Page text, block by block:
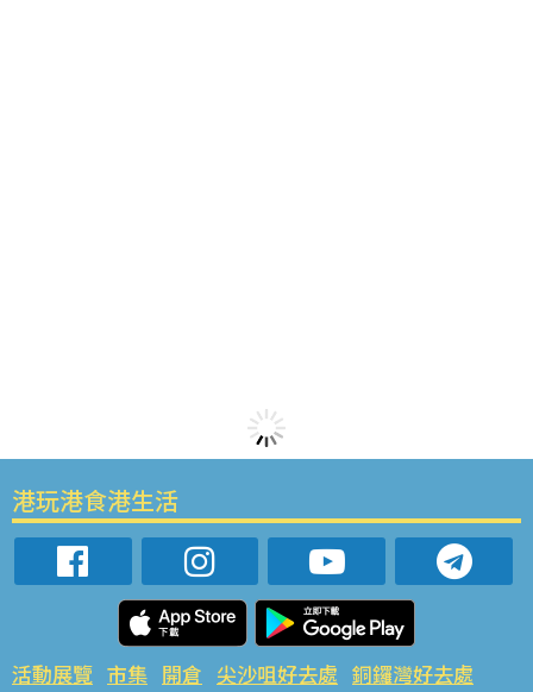
港玩港食港生活
活動展覽 市集 開倉 尖沙咀好去處 銅鑼灣好去處